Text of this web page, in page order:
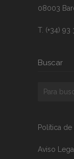
08003
T. (+34) 93
Buscar
Política
Aviso Legal